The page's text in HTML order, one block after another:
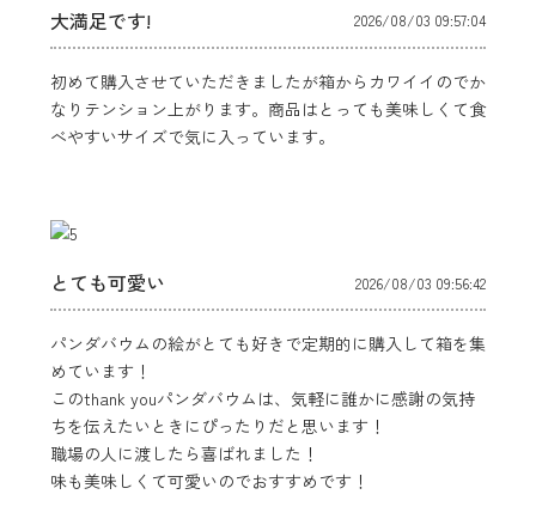
大満足です! 2026/08/03 09:57:04
初めて購入させていただきましたが箱からカワイイのでか
なりテンション上がります。商品はとっても美味しくて食
べやすいサイズで気に入っています。
とても可愛い 2026/08/03 09:56:42
パンダバウムの絵がとても好きで定期的に購入して箱を集
めています！
このthank youパンダバウムは、気軽に誰かに感謝の気持
ちを伝えたいときにぴったりだと思います！
職場の人に渡したら喜ばれました！
味も美味しくて可愛いのでおすすめです！